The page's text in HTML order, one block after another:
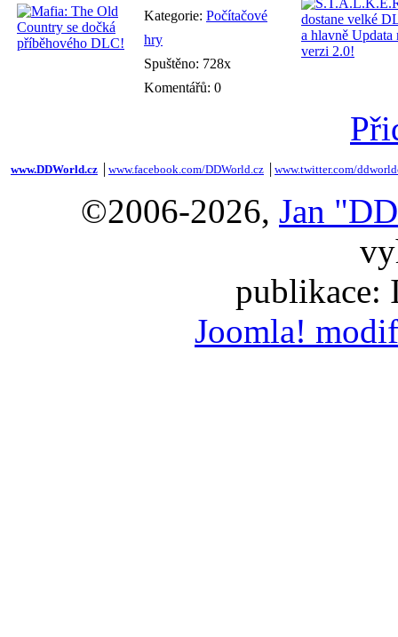
Kategorie: Počítačové
hry
Spuštěno: 728x
Komentářů: 0
www.DDWorld.cz www.facebook.com/DDWorld.cz www.twitter.com/
©2006-2026, Jan
publikace:
Joomla!